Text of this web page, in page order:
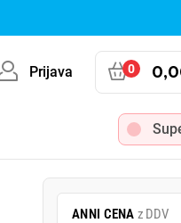
Prijava 0
ANNI CENA z DDV